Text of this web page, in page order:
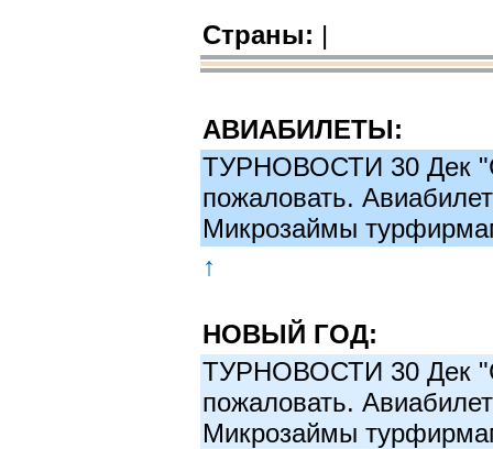
Страны: |
АВИАБИЛЕТЫ:
ТУРНОВОСТИ 30 Дек
пожаловать.
Микрозаймы
↑
НОВЫЙ ГОД:
ТУРНОВОСТИ 30 Дек
пожаловать.
Микрозаймы